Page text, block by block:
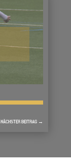
NÄCHSTER BEITRAG →